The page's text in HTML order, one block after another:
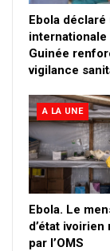
Ebola
internationale
Guinée
vigilance
A LA UNE
Ebola. Le
d’état ivoirien
par l’OMS